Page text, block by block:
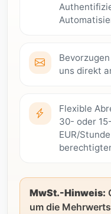
uns direkt
Flexible
30- oder
EUR/
MwSt.-Hinweis:
um die